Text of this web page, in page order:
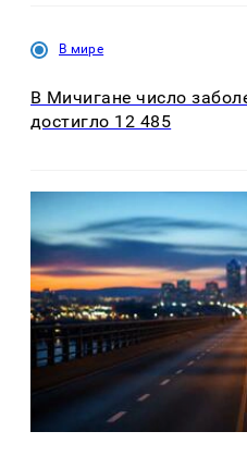
В мире
В Мичигане число
достигло 12 485